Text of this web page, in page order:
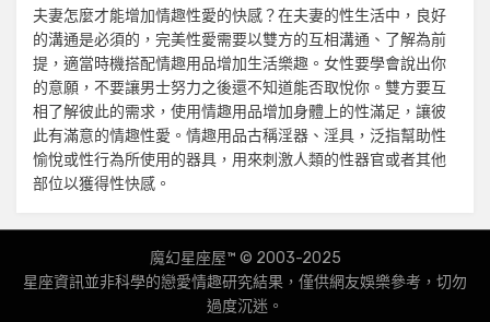
夫妻怎麼才能增加情趣性愛的快感？在夫妻的性生活中，良好
的溝通是必須的，完美性愛需要以雙方的互相溝通、了解為前
提，適當時機搭配情趣用品增加生活樂趣。女性要學會說出你
的意願，不要讓男士努力之後還不知道能否取悅你。雙方要互
相了解彼此的需求，使用情趣用品增加身體上的性滿足，讓彼
此有滿意的情趣性愛。 情趣用品古稱淫器、淫具，泛指幫助性
愉悅或性行為所使用的器具，用來刺激人類的性器官或者其他
部位以獲得性快感。
魔幻星座屋™ © 2003-2025
星座資訊並非科學的戀愛情趣研究結果，僅供網友娛樂參考，切勿
過度沉迷。